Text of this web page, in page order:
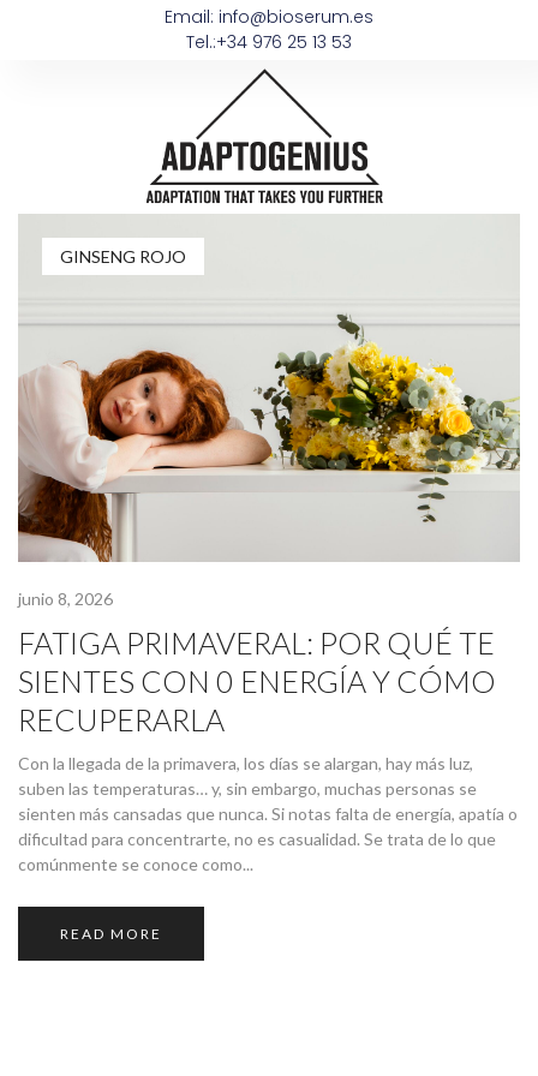
Email: info@bioserum.es
Tel.:+34 976 25 13 53
GINSENG ROJO
junio 8, 2026
FATIGA PRIMAVERAL: POR QUÉ TE
SIENTES CON 0 ENERGÍA Y CÓMO
RECUPERARLA
Con la llegada de la primavera, los días se alargan, hay más luz,
suben las temperaturas… y, sin embargo, muchas personas se
sienten más cansadas que nunca. Si notas falta de energía, apatía o
dificultad para concentrarte, no es casualidad. Se trata de lo que
comúnmente se conoce como...
READ MORE